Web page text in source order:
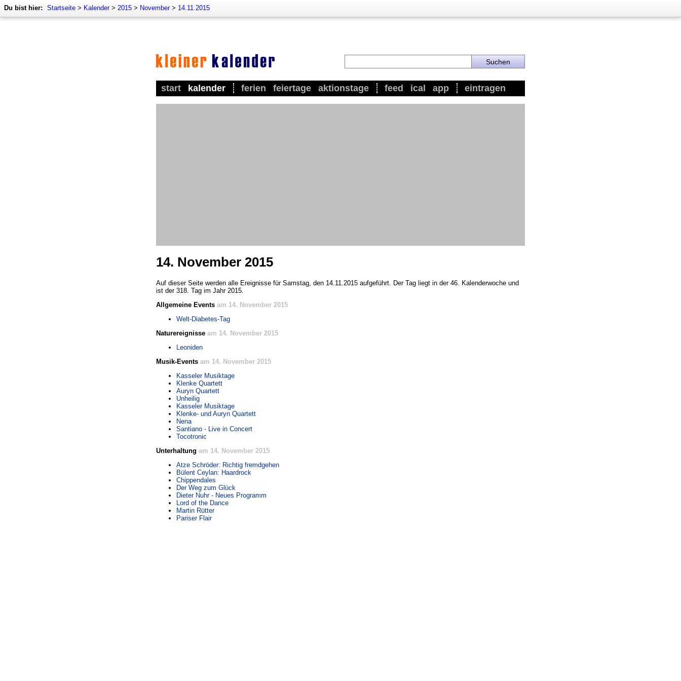
Du bist hier: Startseite > Kalender> 2015 > November> 14.11.2015
start kalender ferien feiertage aktionstage feed ical app eintragen
14. November 2015
Auf dieser Seite werden alle Ereignisse für Samstag, den 14.11.2015 aufgeführt. Der Tag liegt in der 46. Kalenderwoche und
ist der 318. Tag im Jahr 2015.
Allgemeine Events am 14. November 2015
Welt-Diabetes-Tag
Naturereignisse am 14. November 2015
Leoniden
Musik-Events am 14. November 2015
Kasseler Musiktage
Klenke Quartett
Auryn Quartett
Unheilig
Kasseler Musiktage
Klenke- und Auryn Quartett
Nena
Santiano - Live in Concert
Tocotronic
Unterhaltung am 14. November 2015
Atze Schröder: Richtig fremdgehen
Bülent Ceylan: Haardrock
Chippendales
Der Weg zum Glück
Dieter Nuhr - Neues Programm
Lord of the Dance
Martin Rütter
Pariser Flair